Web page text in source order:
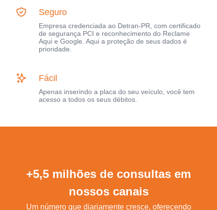
Seguro
Empresa credenciada ao Detran-PR, com certificado
de segurança PCI e reconhecimento do Reclame
Aqui e Google. Aqui a proteção de seus dados é
prioridade.
Fácil
Apenas inserindo a placa do seu veículo, você tem
acesso a todos os seus débitos.
+5,5 milhões de consultas em
nossos canais
Um número que diariamente cresce, oferecendo